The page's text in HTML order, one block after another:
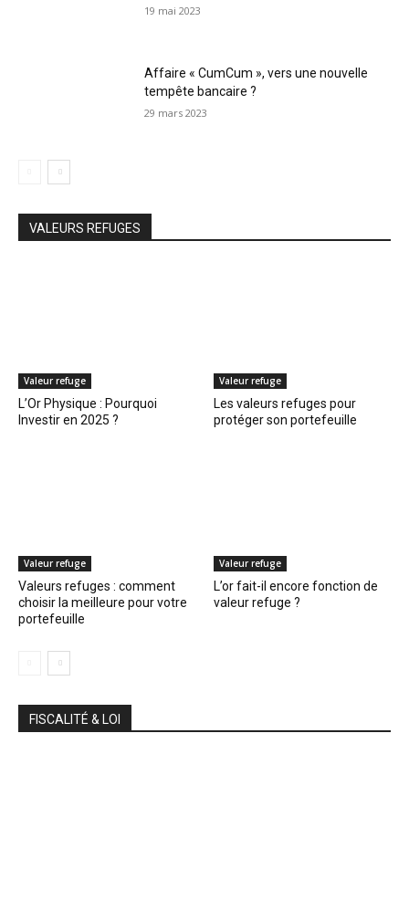
19 mai 2023
Affaire « CumCum », vers une nouvelle
tempête bancaire ?
29 mars 2023
VALEURS REFUGES
Valeur refuge
L’Or Physique : Pourquoi
Investir en 2025 ?
Valeur refuge
Les valeurs refuges pour
protéger son portefeuille
Valeur refuge
Valeurs refuges : comment
choisir la meilleure pour votre
portefeuille
Valeur refuge
L’or fait-il encore fonction de
valeur refuge ?
FISCALITÉ & LOI